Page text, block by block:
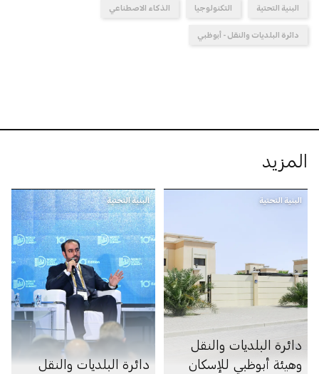
البنية التحتية التكنولوجيا الذكاء الاصطناعي
دائرة البلديات والنقل - أبوظبي
المزيد
البنية التحتية
دائرة البلديات والنقل
وهيئة أبوظبي للإسكان
البنية التحتية
دائرة البلديات والنقل